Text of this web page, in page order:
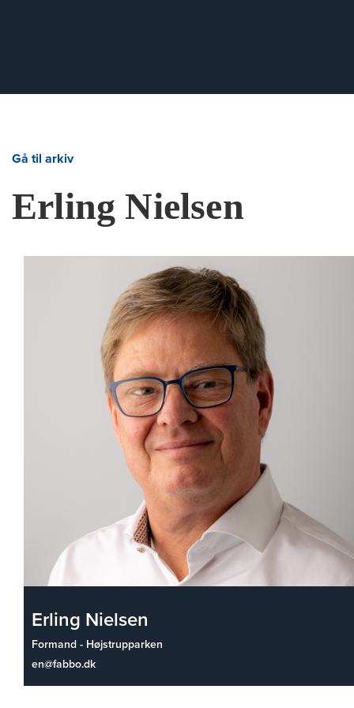
Gå til arkiv
Erling Nielsen
Erling Nielsen
Formand - Højstrupparken
en@fabbo.dk